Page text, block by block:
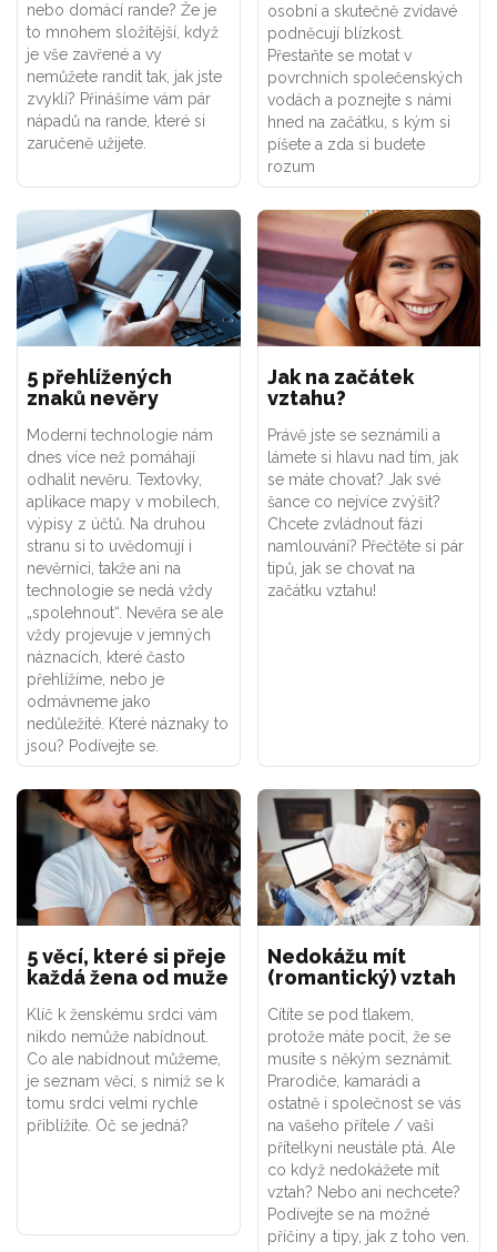
nebo domácí rande? Že je
to mnohem složitější, když
je vše zavřené a vy
nemůžete randit tak, jak jste
zvyklí? Přinášíme vám pár
nápadů na rande, které si
zaručeně užijete.
osobní a skutečně zvídavé
podněcují blízkost.
Přestaňte se motat v
povrchních společenských
vodách a poznejte s námi
hned na začátku, s kým si
píšete a zda si budete
rozum
5 přehlížených
znaků nevěry
Moderní technologie nám
dnes více než pomáhají
odhalit nevěru. Textovky,
aplikace mapy v mobilech,
výpisy z účtů. Na druhou
stranu si to uvědomují i
nevěrníci, takže ani na
technologie se nedá vždy
„spolehnout“. Nevěra se ale
vždy projevuje v jemných
náznacích, které často
přehlížíme, nebo je
odmávneme jako
nedůležité. Které náznaky to
jsou? Podívejte se.
Jak na začátek
vztahu?
Právě jste se seznámili a
lámete si hlavu nad tím, jak
se máte chovat? Jak své
šance co nejvíce zvýšit?
Chcete zvládnout fázi
namlouvání? Přečtěte si pár
tipů, jak se chovat na
začátku vztahu!
5 věcí, které si přeje
každá žena od muže
Klíč k ženskému srdci vám
nikdo nemůže nabídnout.
Co ale nabídnout můžeme,
je seznam věcí, s nimiž se k
tomu srdci velmi rychle
přiblížíte. Oč se jedná?
Nedokážu mít
(romantický) vztah
Cítíte se pod tlakem,
protože máte pocit, že se
musíte s někým seznámit.
Prarodiče, kamarádi a
ostatně i společnost se vás
na vašeho přítele / vaši
přítelkyni neustále ptá. Ale
co když nedokážete mít
vztah? Nebo ani nechcete?
Podívejte se na možné
příčiny a tipy, jak z toho ven.